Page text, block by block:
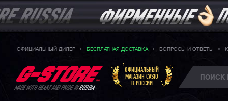
ОФИЦИАЛЬНЫЙ ДИЛЕР БЕСПЛАТНАЯ ДОСТАВКА ВОПРОСЫ И ОТВЕТЫ
MADE WITH HEART AND PRIDE INRUSSIA
ОФИЦИАЛЬНЫЙ
МАГАЗИН CASIO
В РОССИИ